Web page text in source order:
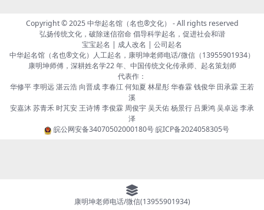
Copyright © 2025中华起名馆（名也®文化） - All rights reserved
弘扬传统文化，破除迷信宿命 倡导科学起名，促进社会和谐
宝宝起名 | 成人改名 | 公司起名
中华起名馆（名也®文化）人工起名，康明坤老师电话/微信（13955901934）
康明坤师傅，深耕姓名学22 年、中国传统文化传承师、起名策划师
代表作：
华修平 李明远 湛云浩 向晋成 李春江 何知夏 林星彤 华春霖 钱俊华 田承霖 王若
溪
安嘉沐 苏青禾 时芃安 王诗博 李俊霖 周俊宇 吴天佑 杨景行 吕秉鸿 吴卓远 李承
泽
皖公网安备34070502000180号皖ICP备2024058305号
康明坤老师电话/微信(13955901934)